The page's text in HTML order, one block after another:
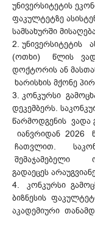
უნივერსიტეტის
ფაკულტეტზე
სამსახურში
2. უნივერსიტეტის
(ოთხი) წლის
დოქტორის ან
ხარისხის მქონე
3. კონკურსი
დეკემბერს.
წარმოდგენის ვადა
იანვრიდან
ჩათვლით.
შემაჯამებელი
გადაეცეს
4. კონკურსი
ბიზნესის
აკადემიური